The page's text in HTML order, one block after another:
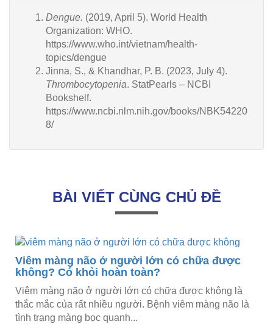
Dengue. (2019, April 5). World Health
Organization: WHO.
https://www.who.int/vietnam/health-
topics/dengue
Jinna, S., & Khandhar, P. B. (2023, July 4).
Thrombocytopenia. StatPearls – NCBI
Bookshelf.
https://www.ncbi.nlm.nih.gov/books/NBK54220
8/
BÀI VIẾT CÙNG CHỦ ĐỀ
Viêm màng não ở người lớn có chữa được
không? Có khỏi hoàn toàn?
Viêm màng não ở người lớn có chữa được không là
thắc mắc của rất nhiều người. Bệnh viêm màng não là
tình trạng màng bọc quanh...